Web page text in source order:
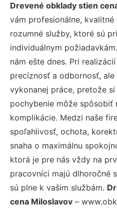
Drevené obklady stien
vám profesionálne,
rozumné služby, ktoré sú
individuálnym
nám ešte dnes. Pri
precíznosť a odbornosť,
vykonanej práce, pretože
pochybenie môže spôsobiť
komplikácie. Medzi naše
spoľahlivosť, ochota,
snaha o maximálnu
ktorá je pre nás vždy na
pracovníci majú dlhoročné
sú plne k vašim službám.
cena Miloslavov –